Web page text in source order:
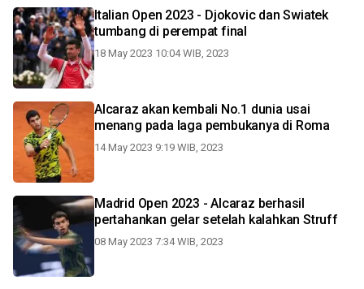
Italian Open 2023 - Djokovic dan Swiatek
tumbang di perempat final
18 May 2023 10:04 WIB, 2023
Alcaraz akan kembali No.1 dunia usai
menang pada laga pembukanya di Roma
14 May 2023 9:19 WIB, 2023
Madrid Open 2023 - Alcaraz berhasil
pertahankan gelar setelah kalahkan Struff
08 May 2023 7:34 WIB, 2023